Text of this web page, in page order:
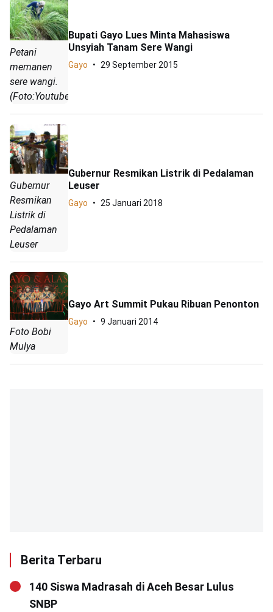
Petani
memanen
sere wangi.
(Foto:Youtube)
Bupati Gayo Lues Minta Mahasiswa
Unsyiah Tanam Sere Wangi
Gayo 29 September 2015
Gubernur
Resmikan
Listrik di
Pedalaman
Leuser
Gubernur Resmikan Listrik di Pedalaman
Leuser
Gayo 25 Januari 2018
Foto Bobi
Mulya
Gayo Art Summit Pukau Ribuan Penonton
Gayo 9 Januari 2014
Berita Terbaru
140 Siswa Madrasah di Aceh Besar Lulus
SNBP